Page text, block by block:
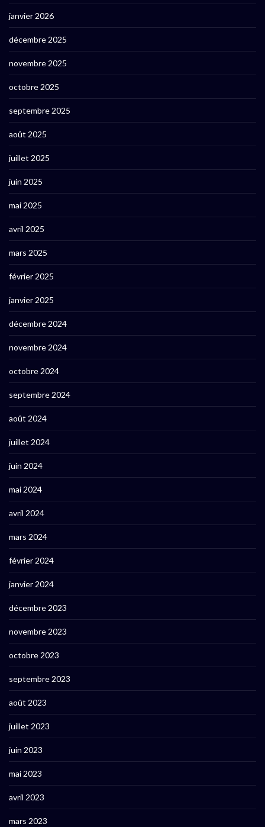
janvier 2026
décembre 2025
novembre 2025
octobre 2025
septembre 2025
août 2025
juillet 2025
juin 2025
mai 2025
avril 2025
mars 2025
février 2025
janvier 2025
décembre 2024
novembre 2024
octobre 2024
septembre 2024
août 2024
juillet 2024
juin 2024
mai 2024
avril 2024
mars 2024
février 2024
janvier 2024
décembre 2023
novembre 2023
octobre 2023
septembre 2023
août 2023
juillet 2023
juin 2023
mai 2023
avril 2023
mars 2023